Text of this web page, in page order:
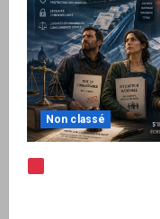
Non classé